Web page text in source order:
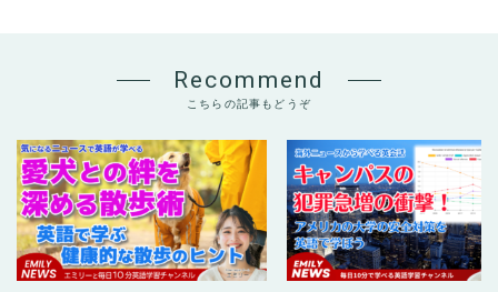
Recommend
こちらの記事もどうぞ